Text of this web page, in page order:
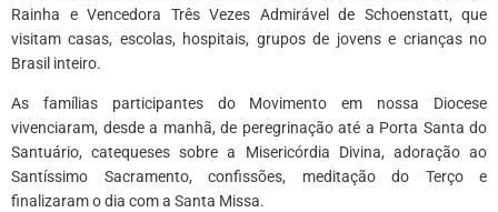
Rainha e Vencedora Três Vezes Admirável de Schoenstatt, que
visitam casas, escolas, hospitais, grupos de jovens e crianças no
Brasil inteiro.
As famílias participantes do Movimento em nossa Diocese
vivenciaram, desde a manhã, de peregrinação até a Porta Santa do
Santuário, catequeses sobre a Misericórdia Divina, adoração ao
Santíssimo Sacramento, confissões, meditação do Terço e
finalizaram o dia com a Santa Missa.